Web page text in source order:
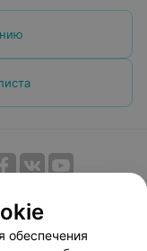
договор
оплаты
обеспечения